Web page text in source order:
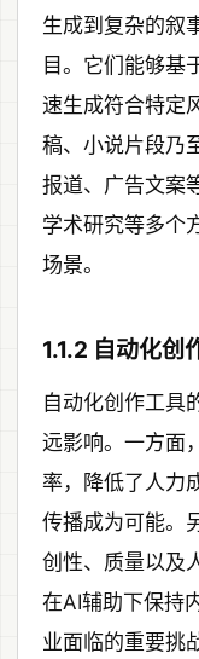
生成到复杂的叙
目。它们能够基
速生成符合特定
稿、小说片段乃
报道、广告文案
学术研究等多个
场景。
1.1.2 自动化创
自动化创作工具
远影响。一方面
率，降低了人力
传播成为可能。
创性、质量以及
在AI辅助下保持
业面临的重要挑